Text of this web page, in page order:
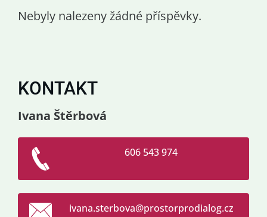
Nebyly nalezeny žádné příspěvky.
KONTAKT
Ivana Štěrbová
606 543 974
ivana.sterbova@prostorprodialog.cz